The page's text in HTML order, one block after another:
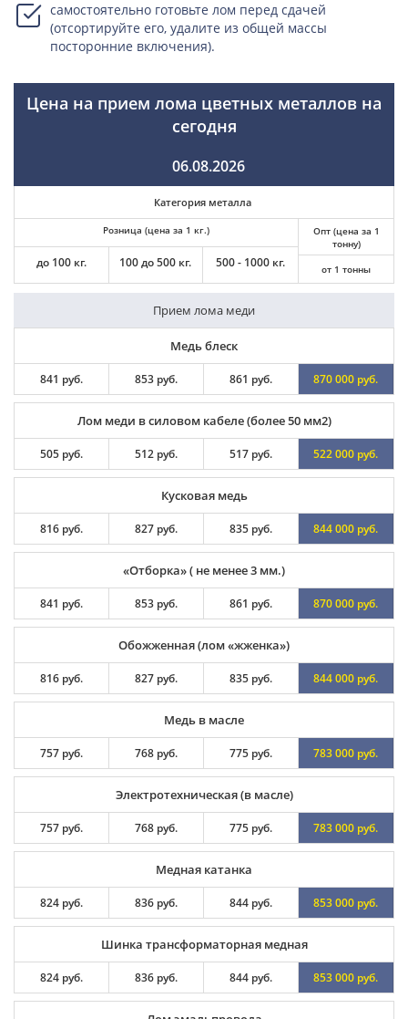
самостоятельно готовьте лом перед сдачей
(отсортируйте его, удалите из общей массы
посторонние включения).
Цена на прием лома цветных металлов на
сегодня
06.08.2026
Категория металла
Розница (цена за 1 кг.)
до 100 кг. 100 до 500 кг. 500 - 1000 кг.
Опт (цена за 1
тонну)
от 1 тонны
Прием лома меди
Медь блеск
841 руб. 853 руб. 861 руб. 870 000 руб.
Лом меди в силовом кабеле (более 50 мм2)
505 руб. 512 руб. 517 руб. 522 000 руб.
Кусковая медь
816 руб. 827 руб. 835 руб. 844 000 руб.
«Отборка» ( не менее 3 мм.)
841 руб. 853 руб. 861 руб. 870 000 руб.
Обожженная (лом «жженка»)
816 руб. 827 руб. 835 руб. 844 000 руб.
Медь в масле
757 руб. 768 руб. 775 руб. 783 000 руб.
Электротехническая (в масле)
757 руб. 768 руб. 775 руб. 783 000 руб.
Медная катанка
824 руб. 836 руб. 844 руб. 853 000 руб.
Шинка трансформаторная медная
824 руб. 836 руб. 844 руб. 853 000 руб.